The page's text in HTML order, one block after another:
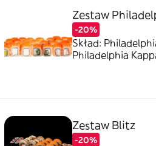
Zestaw
-20%
Skład:
Philadelphia
Zestaw Blitz
-20%